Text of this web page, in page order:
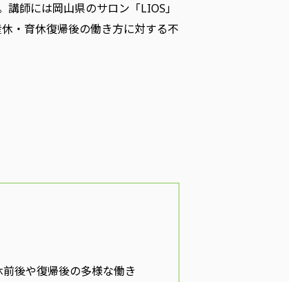
師には岡山県のサロン「LIOS」
・育休復帰後の働き方に対する不
後や復帰後の多様な働き